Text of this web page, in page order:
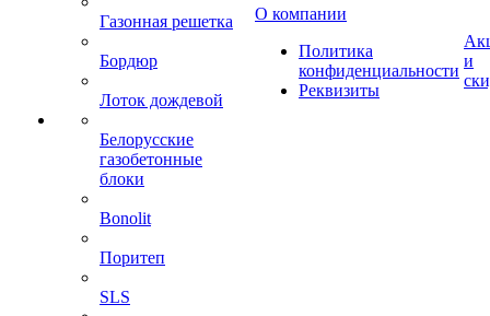
Газонная решетка
Бордюр
Лоток дождевой
Белорусские
газобетонные
блоки
Bonolit
Поритеп
SLS
О компании
Политика
конфиденциальности
Реквизиты
и